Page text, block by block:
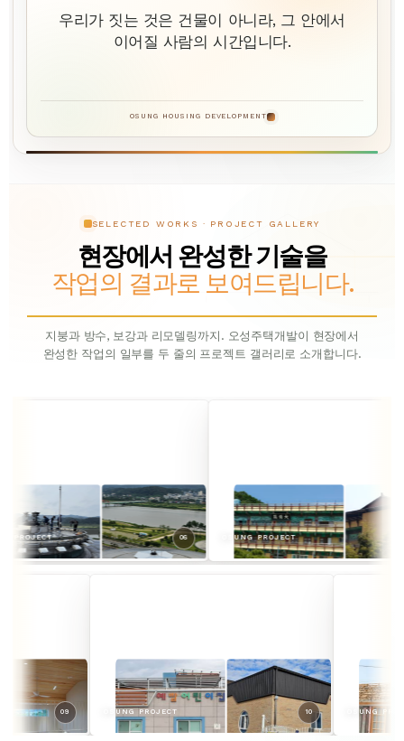
우리가 짓는 것은 건물이 아니라, 그 안에서
이어질 사람의 시간입니다.
OSUNG HOUSING DEVELOPMENT
SELECTED WORKS · PROJECT GALLERY
현장에서 완성한 기술을
작업의 결과로 보여드립니다.
지붕과 방수, 보강과 리모델링까지. 오성주택개발이 현장에서
완성한 작업의 일부를 두 줄의 프로젝트 갤러리로 소개합니다.
05 OSUNG PROJECT 06 OSUNG
PROJECT OSUNG PROJECT